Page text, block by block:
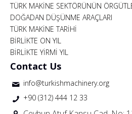
TÜRK MAKİNE SEKTÖRÜNÜN
DOĞADAN DÜŞÜNME ARAÇLARI
TÜRK MAKİNE TARİHİ
BİRLİKTE ON YIL
BİRLİKTE YİRMİ YIL
Contact Us
info@turkishmachinery.org
+90 (312) 444 12 33